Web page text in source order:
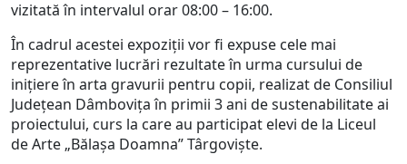
vizitată în intervalul orar 08:00 – 16:00.
În cadrul acestei expoziții vor fi expuse cele mai
reprezentative lucrări rezultate în urma cursului de
inițiere în arta gravurii pentru copii, realizat de Consiliul
Județean Dâmbovița în primii 3 ani de sustenabilitate ai
proiectului, curs la care au participat elevi de la Liceul
de Arte „Bălașa Doamna” Târgoviște.